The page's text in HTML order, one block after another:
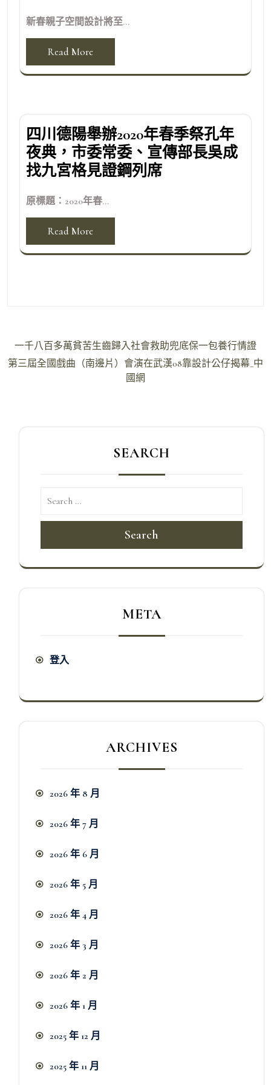
新春親子空間設計將至...
Read More
四川德陽舉辦2020年春季祭孔年
夜典，市委常委、宣傳部長吳成
找九宮格見證鋼列席
原標題：2020年春...
Read More
文
章
一千八百多萬貧苦生齒歸入社會救助兜底保一包養行情證
第三屆全國戲曲（南邊片）會演在武漢08靠設計公仔揭幕_中
國網
SEARCH
Search
META
登入
ARCHIVES
2026 年 8 月
2026 年 7 月
2026 年 6 月
2026 年 5 月
2026 年 4 月
2026 年 3 月
2026 年 2 月
2026 年 1 月
2025 年 12 月
2025 年 11 月